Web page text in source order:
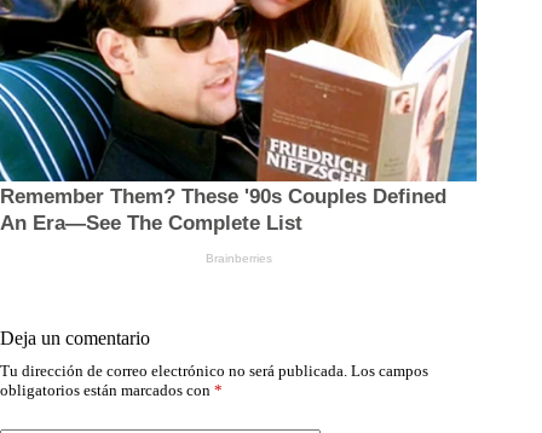
Deja un comentario
Tu dirección de correo electrónico no será publicada. Los campos
obligatorios están marcados con *